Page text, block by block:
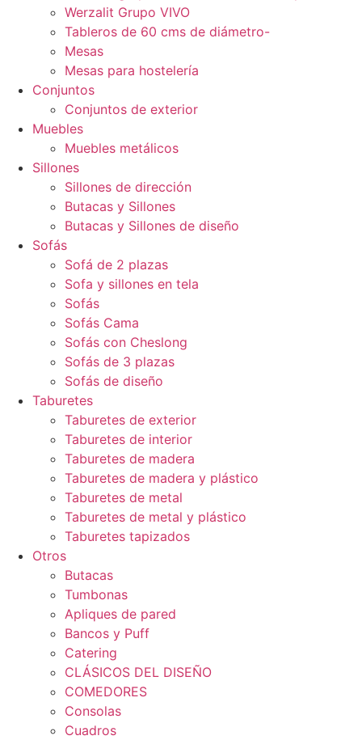
Werzalit Grupo VIVO
Tableros de 60 cms de diámetro-
Mesas
Mesas para hostelería
Conjuntos
Conjuntos de exterior
Muebles
Muebles metálicos
Sillones
Sillones de dirección
Butacas y Sillones
Butacas y Sillones de diseño
Sofás
Sofá de 2 plazas
Sofa y sillones en tela
Sofás
Sofás Cama
Sofás con Cheslong
Sofás de 3 plazas
Sofás de diseño
Taburetes
Taburetes de exterior
Taburetes de interior
Taburetes de madera
Taburetes de madera y plástico
Taburetes de metal
Taburetes de metal y plástico
Taburetes tapizados
Otros
Butacas
Tumbonas
Apliques de pared
Bancos y Puff
Catering
CLÁSICOS DEL DISEÑO
COMEDORES
Consolas
Cuadros